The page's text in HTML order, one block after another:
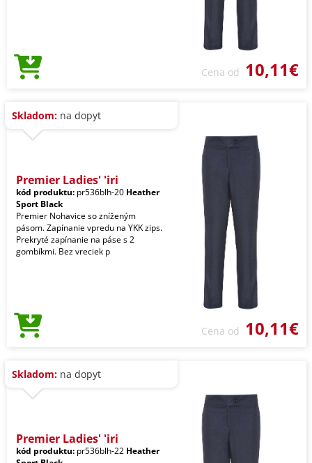
Cena od 10,11€
Skladom: na dopyt
Premier Ladies' 'iri
kód produktu: pr536blh-20 Heather
Sport Black
Premier Nohavice so zníženým
pásom. Zapínanie vpredu na YKK zips.
Prekryté zapínanie na páse s 2
gombíkmi. Bez vreciek p
Cena od 10,11€
Skladom: na dopyt
Premier Ladies' 'iri
kód produktu: pr536blh-22 Heather